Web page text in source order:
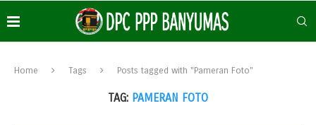
Home Tags Posts tagged with "Pameran Foto"
TAG: PAMERAN FOTO